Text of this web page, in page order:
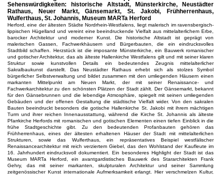
Sehenswürdigkeiten: historische Altstadt, Münsterkirche, Neustädter
Rathaus, Neuer Markt, Gänsemarkt, St. Jakobi, Frühherrenhaus,
Wulferthaus, St. Johannis, Museum MARTa Herford
Herford, eine der ältesten Städte Nordrhein-Westfalens, liegt malerisch im ravensbergisch-
lippischen Hügelland und vereint eine beeindruckende Vielfalt aus mittelalterlichem Erbe,
barocker Architektur und moderner Kunst. Die historische Altstadt ist geprägt von
malerischen Gassen, Fachwerkhäusern und Bürgerbauten, die ein eindrucksvolles
Stadtbild schaffen. Herzstück ist die imposante Münsterkirche, ein Bauwerk romanischer
und gotischer Architektur, das als älteste Hallenkirche Westfalens gilt und mit seiner klaren
Struktur sowie kunstvollen Details ein bedeutendes Zeugnis mittelalterlicher
Sakralbaukunst darstellt. Das Neustädter Rathaus erhebt sich als stolzes Symbol
bürgerlicher Selbstverwaltung und bildet zusammen mit den umliegenden Häusern einen
markanten Mittelpunkt am Neuen Markt, der mit seiner Renaissance- und
Fachwerkarchitektur zu den schönsten Plätzen der Stadt zählt. Der Gänsemarkt, bekannt
für den Gänsebrunnen und die lebendige Atmosphäre, spiegelt mit seinen umliegenden
Gebäuden und der offenen Gestaltung die städtische Vielfalt wider. Von den sakralen
Bauten beeindruckt besonders die gotische Hallenkirche St. Jakobi mit ihrem mächtigen
Turm und ihrer reichen Innenausstattung, während die Kirche St. Johannis als älteste
Pfarrkirche Herfords mit romanischen und gotischen Elementen einen tiefen Einblick in die
frühe Stadtgeschichte gibt. Zu den bedeutenden Profanbauten gehören das
Frühherrenhaus, eines der ältesten erhaltenen Häuser der Stadt mit mittelalterlichen
Strukturen, sowie das Wulferthaus, ein repräsentatives Beispiel westfälischer
Renaissancearchitektur mit reich verziertem Giebel, das den Wohlstand der Kaufleute im
16. Jahrhundert eindrucksvoll dokumentiert. Ein besonderes Highlight der Stadt ist das
Museum MARTa Herford, ein avantgardistisches Bauwerk des Stararchitekten Frank
Gehry, das mit seiner markanten, skulpturalen Architektur und seiner Sammlung
zeitgenössischer Kunst internationale Aufmerksamkeit erlangt. Hier verschmelzen Kultur,